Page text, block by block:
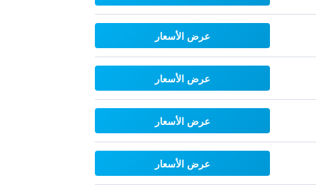
عرض الأسعار
عرض الأسعار
عرض الأسعار
عرض الأسعار